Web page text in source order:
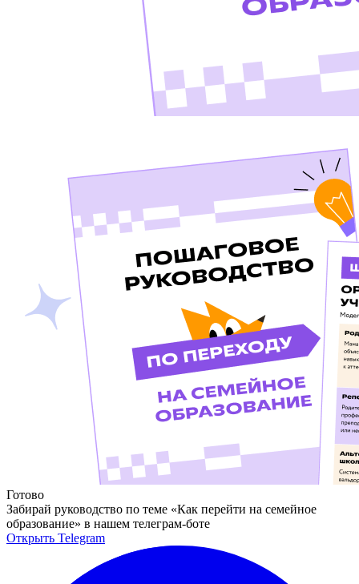
Готово
Забирай руководство по теме «Как перейти на семейное
образование» в нашем телеграм-боте
Открыть Telegram